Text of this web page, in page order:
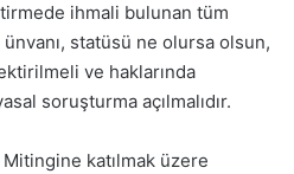
ihmali bulunan tüm
statüsü ne olursa olsun,
ve haklarında
soruşturma açılmalıdır.
katılmak üzere